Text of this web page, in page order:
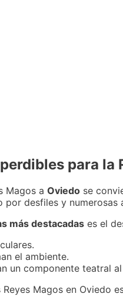
para la
Magos a Oviedo se
por desfiles y
más destacadas es el
el ambiente.
un componente teatral
Reyes Magos en Oviedo